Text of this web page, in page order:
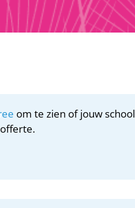
om te zien of jouw school